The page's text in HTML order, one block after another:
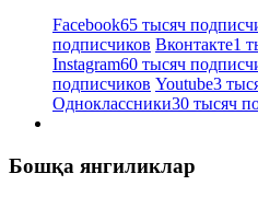
Facebook65 тысяч
подписчиков Вконтакте1
Instagram60 тысяч
подписчиков Youtube3
Одноклассники30 тысяч
Бошқа янгиликлар